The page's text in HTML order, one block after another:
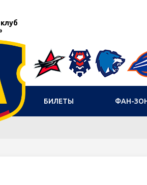
БИЛЕТЫ ФАН-